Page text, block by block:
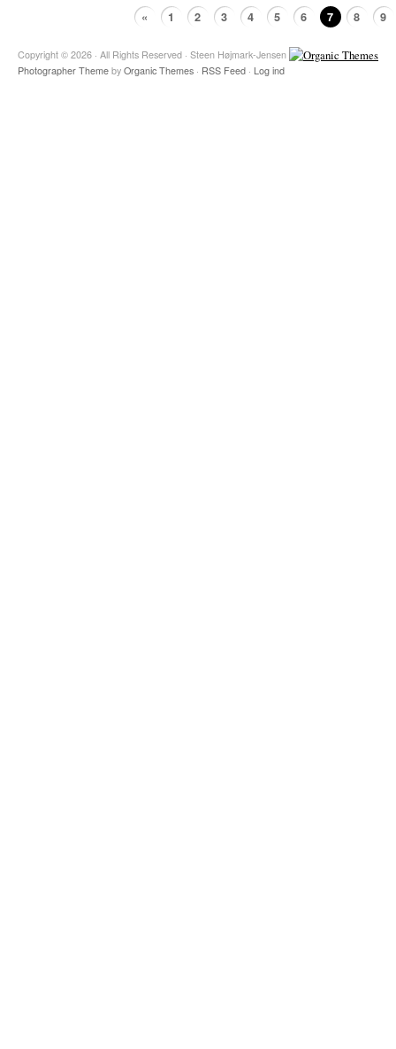
« 1 2 3 4 5 6 7 8 9
Copyright © 2026 · All Rights Reserved · Steen Højmark-Jensen
Photographer Theme by Organic Themes · RSS Feed · Log ind